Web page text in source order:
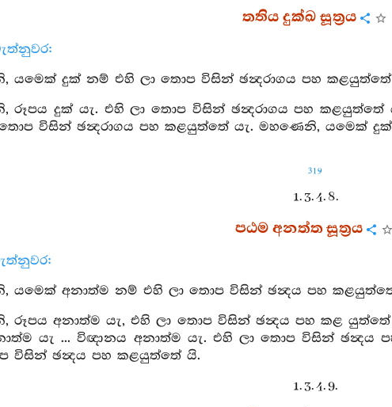
තතිය දුක්ඛ සූත්‍රය
යමෙක් දුක් නම් එහි ලා තොප විසින් ඡන්‍දරාගය පහ
රූපය දුක් යැ. එහි ලා තොප විසින් ඡන්‍දරාගය පහ කළයුත්තේ
තොප විසින් ඡන්‍දරාගය පහ කළයුත්තේ යැ. මහණෙනි, යමෙක්
319
1. 3. 4. 8.
පඨම අනත්ත සූත්‍රය
යමෙක් අනාත්ම නම් එහි ලා තොප විසින් ඡන්‍දය පහ
රූපය අනාත්ම යැ, එහි ලා තොප විසින් ඡන්‍දය පහ කළ යුත්තේ
යැ ... විඥානය අනාත්ම යැ. එහි ලා තොප විසින්
විසින් ඡන්‍දය පහ කළයුත්තේ යි.
1. 3. 4. 9.